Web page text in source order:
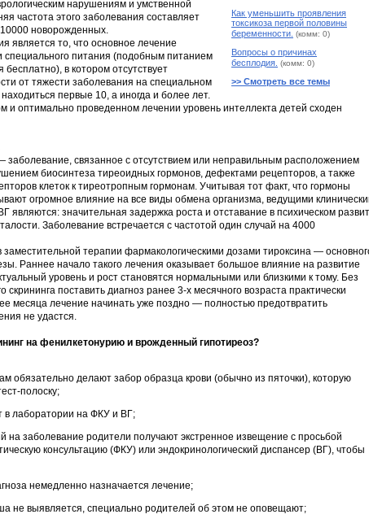
Как уменьшить проявления
токсикоза первой половины
беременности. (комм: 0)
Вопросы о причинах
бесплодия. (комм: 0)
>> Смотреть все темы
нарушениям и умственной
частота этого заболевания составляет
новорожденных.
является то, что основное лечение
специального питания (подобным питанием
в котором отсутствует
от тяжести заболевания на специальном
первые 10, а иногда и более лет.
и оптимально проведенном лечении уровень интеллекта детей сходен
заболевание, связанное с отсутствием или неправильным расположением
биосинтеза тиреоидных гормонов, дефектами рецепторов, а также
клеток к тиреотропным гормонам. Учитывая тот факт, что гормоны
огромное влияние на все виды обмена организма, ведущими
являются: значительная задержка роста и отставание в психическом
Заболевание встречается с частотой один случай на 4000
терапии фармакологическими дозами тироксина —
Раннее начало такого лечения оказывает большое влияние на развитие
уровень и рост становятся нормальными или близкими к тому. Без
скрининга поставить диагноз ранее 3-х месячного возраста практически
месяца лечение начинать уже поздно — полностью предотвратить
не удастся.
на фенилкетонурию и врожденный гипотиреоз?
обязательно делают забор образца крови (обычно из пяточки), которую
полоску;
в лаборатории на ФКУ и ВГ;
на заболевание родители получают экстренное извещение с просьбой
консультацию (ФКУ) или эндокринологический диспансер (ВГ), чтобы
немедленно назначается лечение;
не выявляется, специально родителей об этом не оповещают;